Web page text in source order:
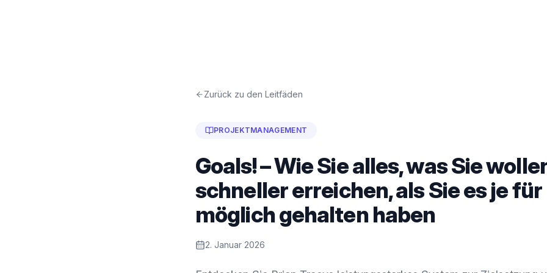
Zurück zu den Leitfäden
PROJEKTMANAGEMENT
Goals! – Wie Sie alles, was Sie
schneller erreichen, als Sie es je für
möglich gehalten haben
2. Januar 2026